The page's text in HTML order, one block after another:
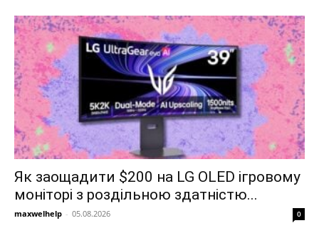
Як заощадити $200 на LG OLED ігровому
моніторі з роздільною здатністю...
maxwelhelp - 05.08.2026 0